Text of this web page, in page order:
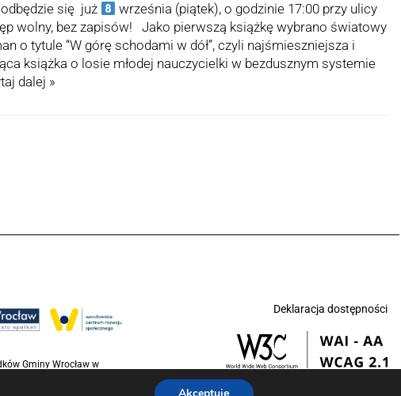
się już
września (piątek), o godzinie 17:00 przy ulicy
wolny, bez zapisów! Jako pierwszą książkę wybrano światowy
o tytule “W górę schodami w dół”, czyli najśmieszniejsza i
książka o losie młodej nauczycielki w bezdusznym systemie
dalej »
Gminy Wrocław w
Deklaracja dostępności